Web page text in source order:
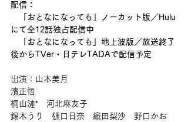
配信：
「おとなになっても」ノーカット版／Hulu
にて全12話独占配信中
「おとなになっても」地上波版／放送終了
後からTVer・日テレTADAで配信予定
出演：山本美月
濱正悟
桐山漣*　河北麻友子
錫木うり　樋口日奈　織田梨沙　野口かお